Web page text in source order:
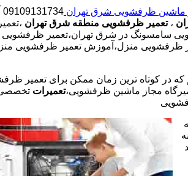
ماشین ظرفشویی شرق تهران
، تعمیر ظرفشویی منطقه شرق تهران
سامسونگ در شرق تهران،تعمیر ظرفشویی
ظرفشویی منزل،آموزش تعمیر ظرفشویی
در کوتاه ترین زمان ممکن برای تعمیر
مجاز ماشین ظرفشویی،تعمیرات